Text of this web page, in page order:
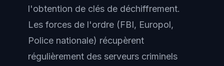
l'obtention de clés de déchiffrement.
Les forces de l'ordre (FBI, Europol,
Police nationale) récupèrent
régulièrement des serveurs criminels